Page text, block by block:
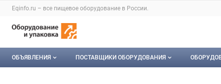
Раздел навигации по сайту eqinfo.ru
Eqinfo.ru – все пищевое оборудование в России.
Авторизация и меню пользователя
Навигация по разделам сайта eqinfo.ru
ОБЪЯВЛЕНИЯ ПОСТАВЩИКИ ОБОРУДОВАНИЯ